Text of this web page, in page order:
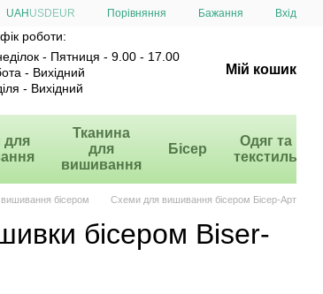
UAH USD EUR Порівняння Бажання Вхід
роботи:
- Пятниця - 9.00 - 17.00
- Вихідний
- Вихідний
Мій кошик
для
Тканина
для
вишивання
Бісер
Одяг та
текстиль
бісером Схеми для вишивання бісером Бісер-Арт
бісером Biser-